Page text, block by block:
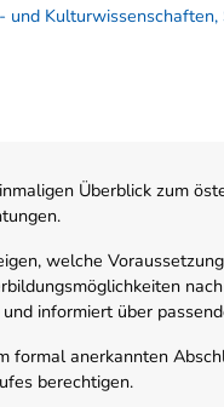
Kulturwissenschaften,
Überblick zum
welche
informiert über
formal anerkannten
berechtigen.